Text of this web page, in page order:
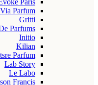
Paris
Parfum
Gritti
Parfums
Initio
Kilian
Parfum
Lab Story
Le Labo
Francis